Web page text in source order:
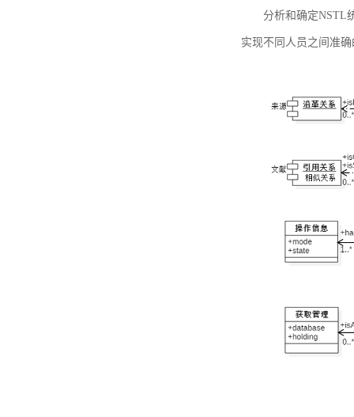
分析和确定NSTL
实现不同人员之间准